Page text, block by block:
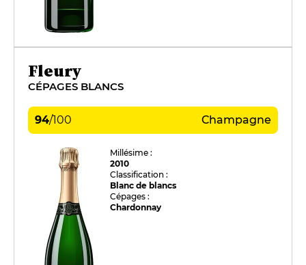
Fleury
CÉPAGES BLANCS
94/100 Champagne
Millésime :
2010
Classification :
Blanc de blancs
Cépages :
Chardonnay